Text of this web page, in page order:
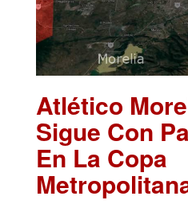
Atlético
Sigue Con
En La Copa